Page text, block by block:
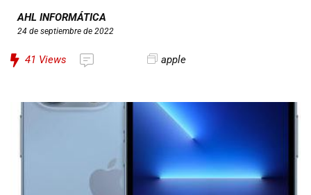
AHL INFORMÁTICA
24 de septiembre de 2022
41 Views apple